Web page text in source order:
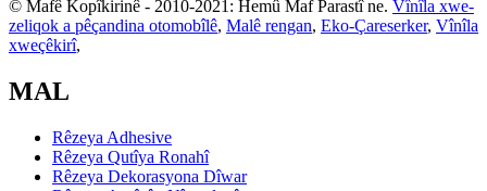
© Mafê Kopîkirinê - 2010-2021: Hemû Maf Parastî ne. Vînîla xwe-
zeliqok a pêçandina otomobîlê, Malê rengan, Eko-Çareserker, Vînîla
xweçêkirî,
MAL
Rêzeya Adhesive
Rêzeya Qutîya Ronahî
Rêzeya Dekorasyona Dîwar